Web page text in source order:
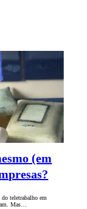
(em
do teletrabalho em
Mas…